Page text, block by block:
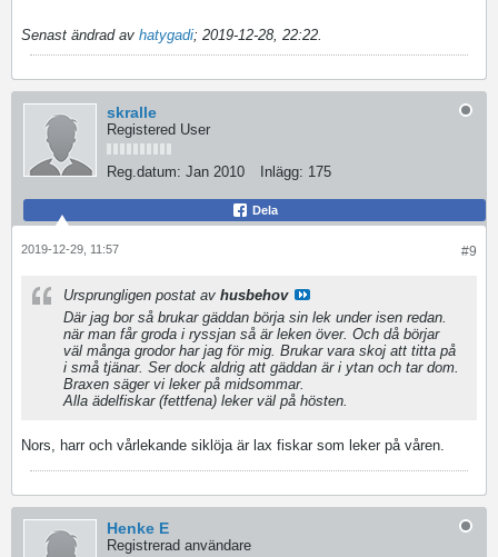
Senast ändrad av hatygadi; 2019-12-28, 22:22
skralle
Registered User
Reg.datum: Jan 2010 Inlägg: 175
Dela
#9
2019-12-29, 11:57
Ursprungligen postat av husbehov
Där jag bor så brukar gäddan börja sin lek under isen redan.
när man får groda i ryssjan så är leken över. Och då börjar
väl många grodor har jag för mig. Brukar vara skoj att titta på
i små tjänar. Ser dock aldrig att gäddan är i ytan och tar dom.
Braxen säger vi leker på midsommar.
Alla ädelfiskar (fettfena) leker väl på hösten.
Nors, harr och vårlekande siklöja är lax fiskar som leker på våren.
Henke E
Registrerad användare